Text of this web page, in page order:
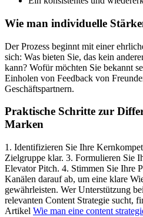
Wie man individuelle
Der Prozess beginnt mit einer
sich: Was bieten Sie, das kein
kann? Wofür möchten Sie bekannt
Einholen von Feedback von
Geschäftspartnern.
Praktische Schritte zur
Marken
1. Identifizieren Sie Ihre
Zielgruppe klar. 3. Formulieren Sie
Elevator Pitch. 4. Stimmen Sie Ihre
Kanälen darauf ab, um eine klare
gewährleisten. Wer Unterstützung
relevanten Content Strategie sucht,
Artikel Wie man eine content